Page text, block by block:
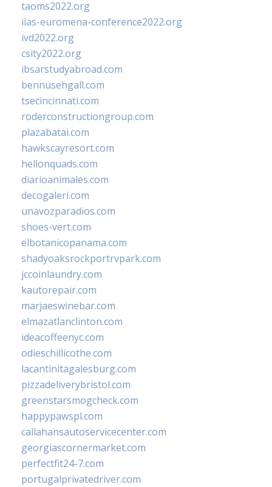
taoms2022.org
iias-euromena-conference2022.org
ivd2022.org
csity2022.org
ibsarstudyabroad.com
bennusehgall.com
tsecincinnati.com
roderconstructiongroup.com
plazabatai.com
hawkscayresort.com
hellonquads.com
diarioanimales.com
decogaleri.com
unavozparadios.com
shoes-vert.com
elbotanicopanama.com
shadyoaksrockportrvpark.com
jccoinlaundry.com
kautorepair.com
marjaeswinebar.com
elmazatlanclinton.com
ideacoffeenyc.com
odieschillicothe.com
lacantinitagalesburg.com
pizzadeliverybristol.com
greenstarsmogcheck.com
happypawspl.com
callahansautoservicecenter.com
georgiascornermarket.com
perfectfit24-7.com
portugalprivatedriver.com